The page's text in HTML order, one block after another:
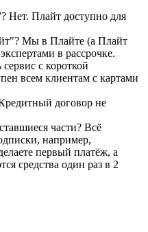
Нет. Плайт доступно для
Мы в Плайте (а Плайт
в рассрочке.
с короткой
всем клиентам с картами
договор не
части? Всё
например,
первый платёж, а
средства один раз в 2